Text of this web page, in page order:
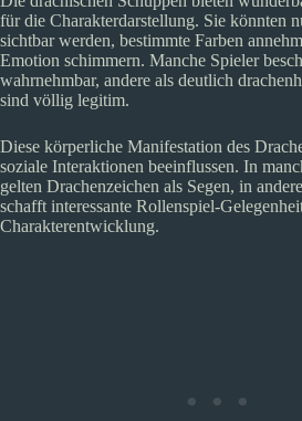
für die Charakterdarstellung. Sie könnten
sichtbar werden, bestimmte Farben
Emotion schimmern. Manche Spieler
wahrnehmbar, andere als deutlich
sind völlig legitim.
Diese körperliche Manifestation des
soziale Interaktionen beeinflussen. In
gelten Drachenzeichen als Segen, in
schafft interessante Rollenspiel-
Charakterentwicklung.